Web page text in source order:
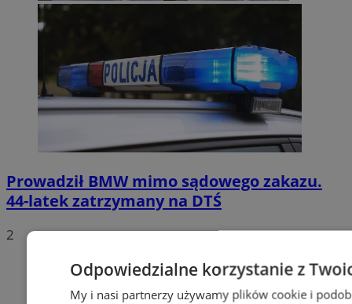
Prowadził BMW mimo sądowego zakazu.
44-latek zatrzymany na DTŚ
2
Odpowiedzialne korzystanie z
My i nasi partnerzy używamy plików cookie i